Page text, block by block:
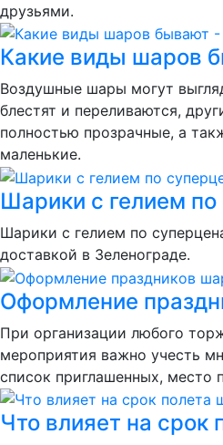
друзьями.
Какие виды шаров
Воздушные шары могут
блестят и переливаются,
полностью прозрачные, а
маленькие.
Шарики с гелием
Шарики с гелием по
доставкой в Зеленограде.
Оформление
При организации любого
мероприятия важно учесть
список приглашенных, место
Что влияет на срок